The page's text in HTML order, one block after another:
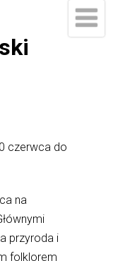
czerwca do
na
przyroda i
folklorem